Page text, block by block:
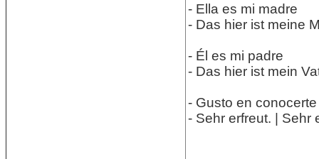
- Ella es mi madre
- Das hier ist meine
- Él es mi padre
- Das hier ist mein
- Gusto en conocerte
- Sehr erfreut. | Sehr